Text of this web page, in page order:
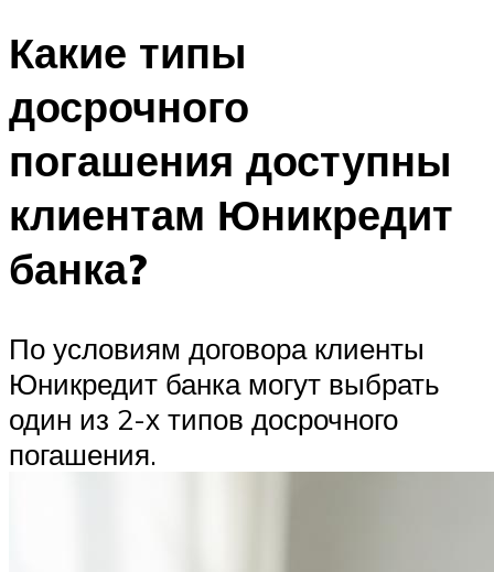
Какие типы
досрочного
погашения доступны
клиентам Юникредит
банка?
По условиям договора клиенты
Юникредит банка могут выбрать
один из 2-х типов досрочного
погашения.